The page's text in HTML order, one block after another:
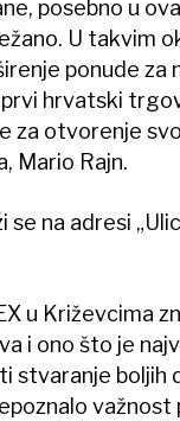
posebno u
U takvim
ponude
hrvatski
za otvorenje
Mario Rajn.
na adresi
u Križevcima
i ono što je
stvaranje boljih
važnost